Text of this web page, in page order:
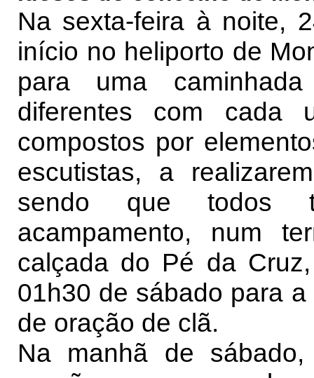
Na sexta-feira à noite,
início no heliporto de
para uma
diferentes com cada
compostos por
escutistas, a
sendo que todos
acampamento, num
calçada do Pé da
01h30 de sábado para
de oração de clã.
Na manhã de